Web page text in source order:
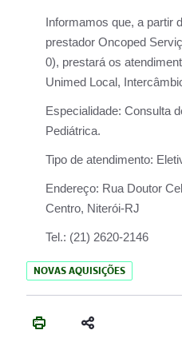
Informamos que, a partir
prestador Oncoped
0), prestará os
Unimed Local,
Especialidade: Consulta
Pediátrica.
Tipo de atendimento:
Endereço: Rua Doutor
Centro, Niterói-RJ
Tel.: (21) 2620-2146
NOVAS AQUISIÇÕES